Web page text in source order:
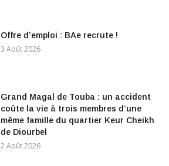
Offre d’emploi : BAe recrute !
3 Août 2026
Grand Magal de Touba : un accident
coûte la vie à trois membres d’une
même famille du quartier Keur Cheikh
de Diourbel
2 Août 2026